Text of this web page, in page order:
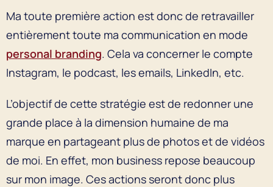
Ma toute première action est donc de retravailler
entièrement toute ma communication en mode
personal branding. Cela va concerner le compte
Instagram, le podcast, les emails, LinkedIn, etc.
L’objectif de cette stratégie est de redonner une
grande place à la dimension humaine de ma
marque en partageant plus de photos et de vidéos
de moi. En effet, mon business repose beaucoup
sur mon image. Ces actions seront donc plus